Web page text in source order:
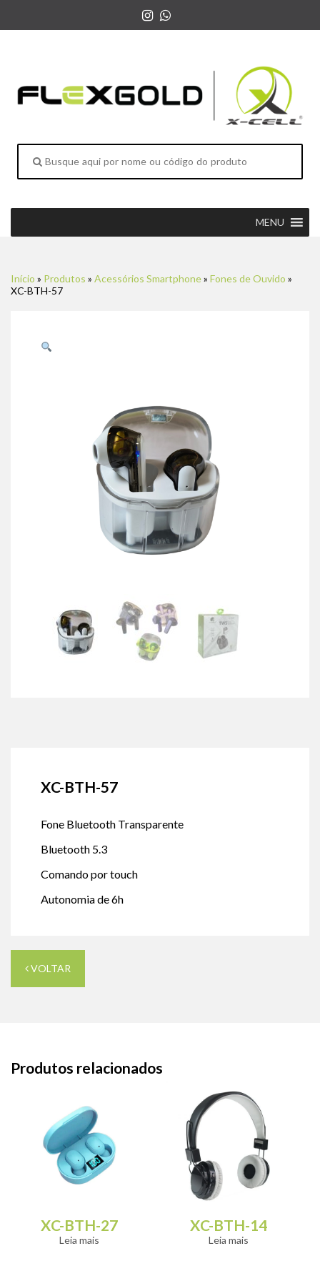
MENU
Início » Produtos » Acessórios Smartphone» Fones de Ouvido »
XC-BTH-57
XC-BTH-57
Fone Bluetooth Transparente
Bluetooth 5.3
Comando por touch
Autonomia de 6h
VOLTAR
Produtos relacionados
XC-BTH-27
Leia mais
XC-BTH-14
Leia mais